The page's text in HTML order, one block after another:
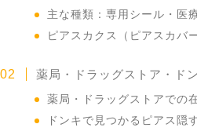
主な種類：専用シール・医
ピアスカクス（ピアスカバ
薬局・ドラッグストア・ド
薬局・ドラッグストアでの
ドンキで見つかるピアス隠